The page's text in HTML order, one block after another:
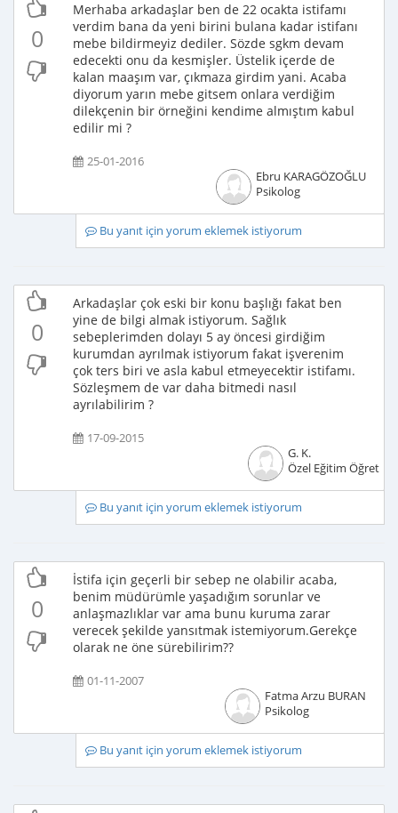
0
Merhaba arkadaşlar ben de 22 ocakta istifamı
verdim bana da yeni birini bulana kadar istifanı
mebe bildirmeyiz dediler. Sözde sgkm devam
edecekti onu da kesmişler. Üstelik içerde de
kalan maaşım var, çıkmaza girdim yani. Acaba
diyorum yarın mebe gitsem onlara verdiğim
dilekçenin bir örneğini kendime almıştım kabul
edilir mi ?
25-01-2016
Ebru KARAGÖZOĞLU
Psikolog
Bu yanıt için yorum eklemek istiyorum
0
Arkadaşlar çok eski bir konu başlığı fakat ben
yine de bilgi almak istiyorum. Sağlık
sebeplerimden dolayı 5 ay öncesi girdiğim
kurumdan ayrılmak istiyorum fakat işverenim
çok ters biri ve asla kabul etmeyecektir istifamı.
Sözleşmem de var daha bitmedi nasıl
ayrılabilirim ?
17-09-2015
G. K.
Özel Eğitim
Bu yanıt için yorum eklemek istiyorum
0
İstifa için geçerli bir sebep ne olabilir acaba,
benim müdürümle yaşadığım sorunlar ve
anlaşmazlıklar var ama bunu kuruma zarar
verecek şekilde yansıtmak istemiyorum.Gerekçe
olarak ne öne sürebilirim??
01-11-2007
Fatma Arzu BURAN
Psikolog
Bu yanıt için yorum eklemek istiyorum